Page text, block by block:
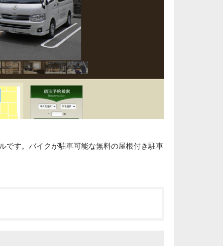
です。バイクが駐車可能な無料の屋根付き駐車